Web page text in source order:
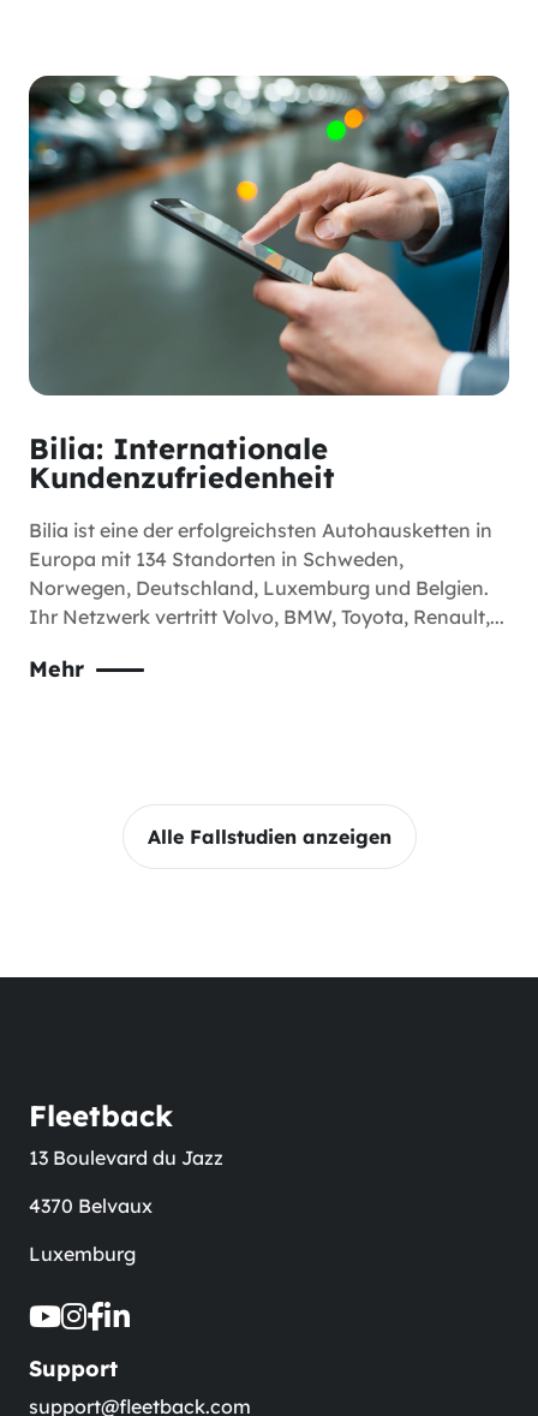
Bilia: Internationale
Kundenzufriedenheit
Bilia ist eine der erfolgreichsten Autohausketten in
Europa mit 134 Standorten in Schweden,
Norwegen, Deutschland, Luxemburg und Belgien.
Ihr Netzwerk vertritt Volvo, BMW, Toyota, Renault,...
Mehr
Alle Fallstudien anzeigen
Fleetback
13 Boulevard du Jazz
4370 Belvaux
Luxemburg
Support
support@fleetback.com